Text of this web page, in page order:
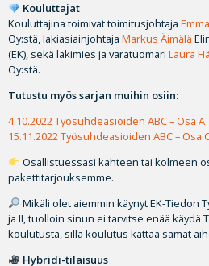
Kouluttajat
Kouluttajina toimivat toimitusjohtaja
Oy:stä, lakiasiainjohtaja Markus Äimälä
(EK), sekä lakimies ja varatuomari Laura
Oy:stä.
Tutustu myös sarjan muihin osiin:
4.10.2022 Työsuhdeasioiden ABC – Osa A
15.11.2022 Työsuhdeasioiden ABC – Osa
Osallistuessasi kahteen tai kolmeen
pakettitarjouksemme.
Mikäli olet aiemmin käynyt EK-Tiedon
ja II, tuolloin sinun ei tarvitse enää käydä
koulutusta, sillä koulutus kattaa samat
Hybridi-tilaisuus